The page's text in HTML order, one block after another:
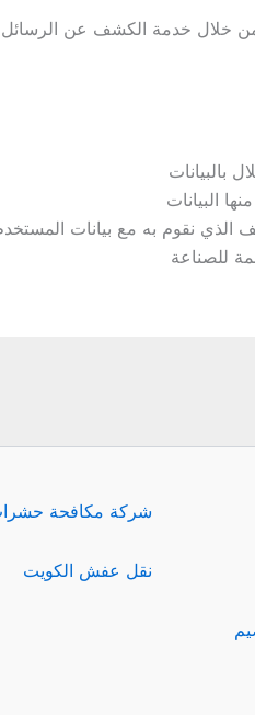
خلال خدمة الكشف عن الرسائل
بالبيانات
البيانات
الذي نقوم به مع بيانات
للصناعة
شركة مكافحة
نقل عفش الكويت